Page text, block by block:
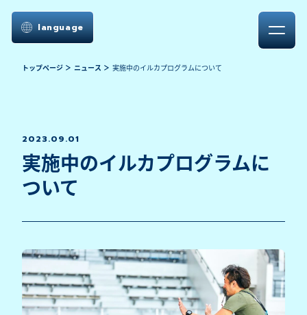
language
トップページ ニュース 実施中のイルカプログラムについて
2023.09.01
実施中のイルカプログラムに
ついて